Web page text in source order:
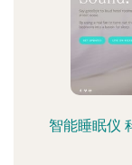
智能睡眠仪